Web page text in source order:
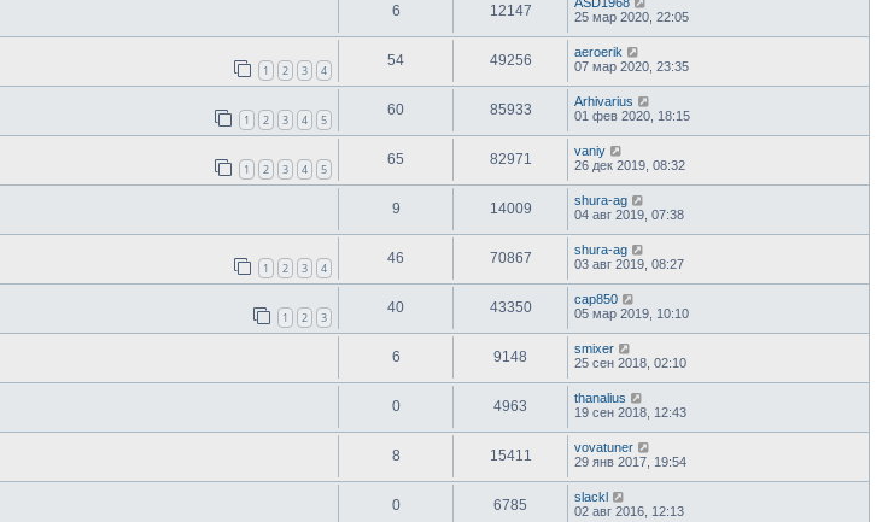
6 12147
25 мар 2020, 22:05
1 2 3 4
54 49256
aeroerik
07 мар 2020, 23:35
1 2 3 4 5
60 85933
Arhivarius
01 фев 2020, 18:15
1 2 3 4 5
65 82971
vaniy
26 дек 2019, 08:32
9 14009
shura-ag
04 авг 2019, 07:38
1 2 3 4
46 70867
shura-ag
03 авг 2019, 08:27
1 2 3
40 43350
cap850
05 мар 2019, 10:10
6 9148
smixer
25 сен 2018, 02:10
0 4963
thanalius
19 сен 2018, 12:43
8 15411
vovatuner
29 янв 2017, 19:54
0 6785
slackl
02 авг 2016, 12:13